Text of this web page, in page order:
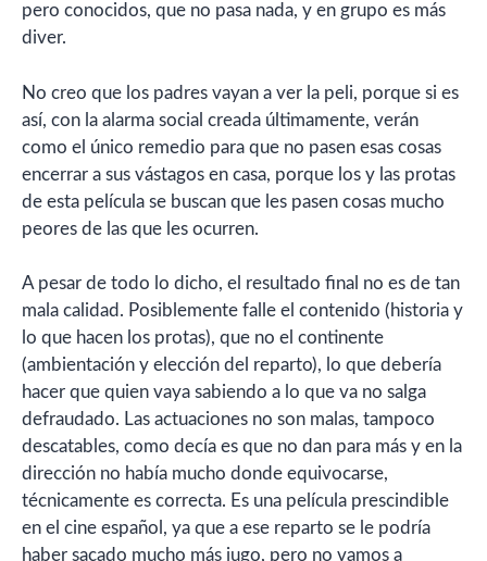
pero conocidos, que no pasa nada, y en grupo es más
diver.
No creo que los padres vayan a ver la peli, porque si es
así, con la alarma social creada últimamente, verán
como el único remedio para que no pasen esas cosas
encerrar a sus vástagos en casa, porque los y las protas
de esta película se buscan que les pasen cosas mucho
peores de las que les ocurren.
A pesar de todo lo dicho, el resultado final no es de tan
mala calidad. Posiblemente falle el contenido (historia y
lo que hacen los protas), que no el continente
(ambientación y elección del reparto), lo que debería
hacer que quien vaya sabiendo a lo que va no salga
defraudado. Las actuaciones no son malas, tampoco
descatables, como decía es que no dan para más y en la
dirección no había mucho donde equivocarse,
técnicamente es correcta. Es una película prescindible
en el cine español, ya que a ese reparto se le podría
haber sacado mucho más jugo, pero no vamos a